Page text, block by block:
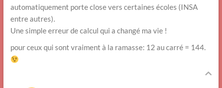
automatiquement porte close vers certaines écoles (INSA
entre autres).
Une simple erreur de calcul qui a changé ma vie !
pour ceux qui sont vraiment à la ramasse: 12 au carré = 144.